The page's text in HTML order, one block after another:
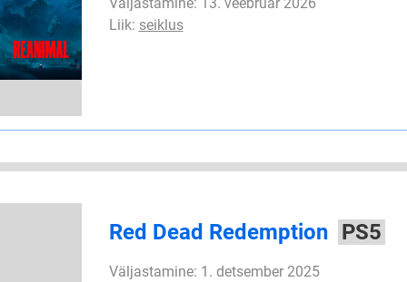
Liik: seiklus
Red Dead Redemption PS5
Väljastamine: 1. detsember 2025